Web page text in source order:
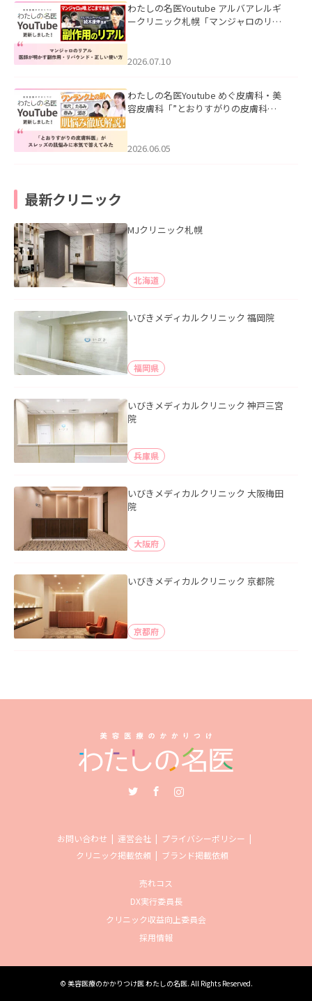
わたしの名医Youtube アルバアレルギ
ークリニック札幌「マンジャロのリア
た。
2026.07.10
わたしの名医Youtube めぐ皮膚科・美
容皮膚科「”とおりすがりの皮膚科
2026.06.05
最新クリニック
MJクリニック札幌
北海道
いびきメディカルクリニック 福岡院
福岡県
いびきメディカルクリニック 神戸三宮
院
兵庫県
いびきメディカルクリニック 大阪梅田
院
大阪府
いびきメディカルクリニック 京都院
京都府
お問い合わせ 運営会社
プライバシーポリシー
クリニック掲載依頼
ブランド掲載依頼
売れコス
DX実行委員長
クリニック収益向上委員会
採用情報
© 美容医療のかかりつけ医 わたしの名医. All Rights Reserved.